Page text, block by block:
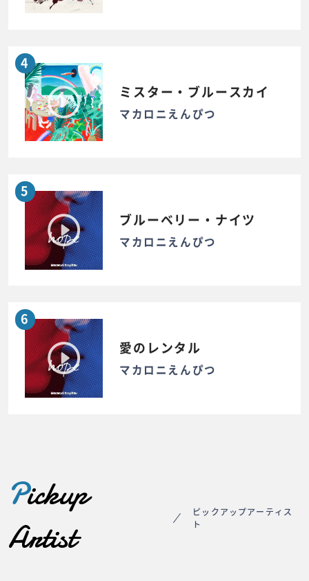
4
ミスター・ブルースカイ
マカロニえんぴつ
5
ブルーベリー・ナイツ
マカロニえんぴつ
6
愛のレンタル
マカロニえんぴつ
Pickup
Artist
ピックアップアーティス
ト